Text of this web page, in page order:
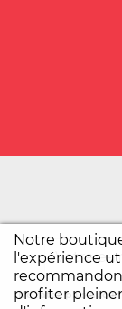
Notre
l'expérience
profiter
Ne ratez plus